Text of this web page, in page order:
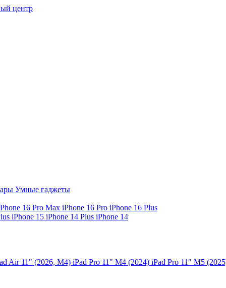
центр
Умные гаджеты
16 Pro Max iPhone 16 Pro iPhone 16 Plus
iPhone 15 iPhone 14 Plus iPhone 14
Air 11" (2026, M4) iPad Pro 11" M4 (2024) iPad Pro 11" M5